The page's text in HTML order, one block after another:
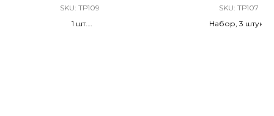
SKU: ТР109
1 шт.
SKU: ТР107
Набор, 3 штуки